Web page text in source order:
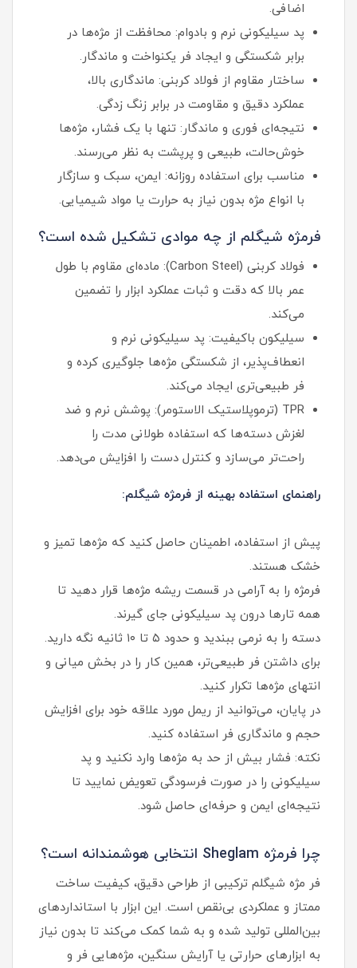
اضافی.
پد سیلیکونی نرم و بادوام: محافظت از مژه‌ها در
برابر شکستگی و ایجاد فر یکنواخت و ماندگار.
ساختار مقاوم از فولاد کربنی: ماندگاری بالا،
عملکرد دقیق و مقاومت در برابر زنگ‌ زدگی.
نتیجه‌ای فوری و ماندگار: تنها با یک فشار، مژه‌ها
خوش‌حالت، طبیعی و پرپشت به نظر می‌رسند.
مناسب برای استفاده روزانه: ایمن، سبک و سازگار
با انواع مژه بدون نیاز به حرارت یا مواد شیمیایی.
فرمژه شیگلم از چه موادی تشکیل شده است؟
فولاد کربنی (Carbon Steel): ماده‌ای مقاوم با طول
عمر بالا که دقت و ثبات عملکرد ابزار را تضمین
می‌کند.
سیلیکون باکیفیت: پد سیلیکونی نرم و
انعطاف‌پذیر، از شکستگی مژه‌ها جلوگیری کرده و
فر طبیعی‌تری ایجاد می‌کند.
TPR (ترموپلاستیک الاستومر): پوشش نرم و ضد
لغزش دسته‌ها که استفاده طولانی‌ مدت را
راحت‌تر می‌سازد و کنترل دست را افزایش می‌دهد.
راهنمای استفاده بهینه از فرمژه شیگلم:
پیش از استفاده، اطمینان حاصل کنید که مژه‌ها تمیز و
خشک هستند.
فرمژه را به‌ آرامی در قسمت ریشه مژه‌ها قرار دهید تا
همه تارها درون پد سیلیکونی جای گیرند.
دسته را به‌ نرمی ببندید و حدود ۵ تا ۱۰ ثانیه نگه دارید.
برای داشتن فر طبیعی‌تر، همین کار را در بخش میانی و
انتهای مژه‌ها تکرار کنید.
در پایان، می‌توانید از ریمل مورد علاقه خود برای افزایش
حجم و ماندگاری فر استفاده کنید.
نکته: فشار بیش از حد به مژه‌ها وارد نکنید و پد
سیلیکونی را در صورت فرسودگی تعویض نمایید تا
نتیجه‌ای ایمن و حرفه‌ای حاصل شود.
چرا فرمژه Sheglam انتخابی هوشمندانه است؟
فر مژه شیگلم ترکیبی از طراحی دقیق، کیفیت ساخت
ممتاز و عملکردی بی‌نقص است. این ابزار با استانداردهای
بین‌المللی تولید شده و به شما کمک می‌کند تا بدون نیاز
به ابزارهای حرارتی یا آرایش سنگین، مژه‌هایی فر و